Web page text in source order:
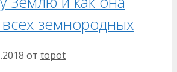
земнородных
от topot